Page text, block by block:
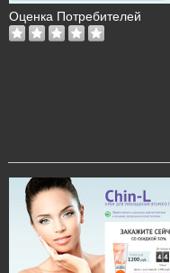
Оценка Потребителей